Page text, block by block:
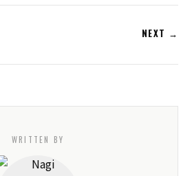
NEXT →
WRITTEN BY